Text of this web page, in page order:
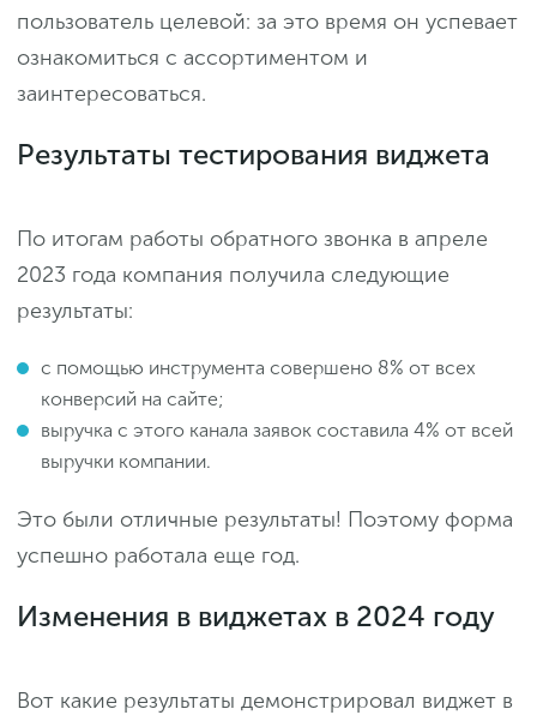
пользователь целевой: за это время он успевает
ознакомиться с ассортиментом и
заинтересоваться.
Результаты тестирования виджета
По итогам работы обратного звонка в апреле
2023 года компания получила следующие
результаты:
с помощью инструмента совершено 8% от всех
конверсий на сайте;
выручка с этого канала заявок составила 4% от всей
выручки компании.
Это были отличные результаты! Поэтому форма
успешно работала еще год.
Изменения в виджетах в 2024 году
Вот какие результаты демонстрировал виджет в